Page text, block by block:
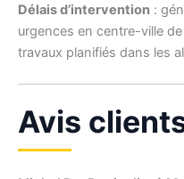
Délais d’intervention :
urgences en centre-ville
travaux planifiés dans les
Avis